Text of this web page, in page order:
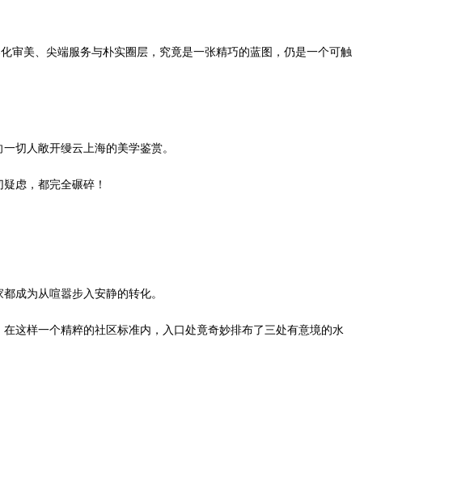
美、尖端服务与朴实圈层，究竟是一张精巧的蓝图，仍是一个可触
切人敞开缦云上海的美学鉴赏。
虑，都完全碾碎！
成为从喧嚣步入安静的转化。
样一个精粹的社区标准内，入口处竟奇妙排布了三处有意境的水